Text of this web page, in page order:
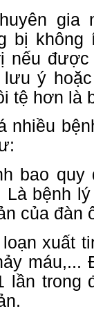
gia
bị không
nếu
lưu ý
tệ hơn là
nhiều
bao quy
bệnh lý
của đàn
xuất
máu,...
lần trong